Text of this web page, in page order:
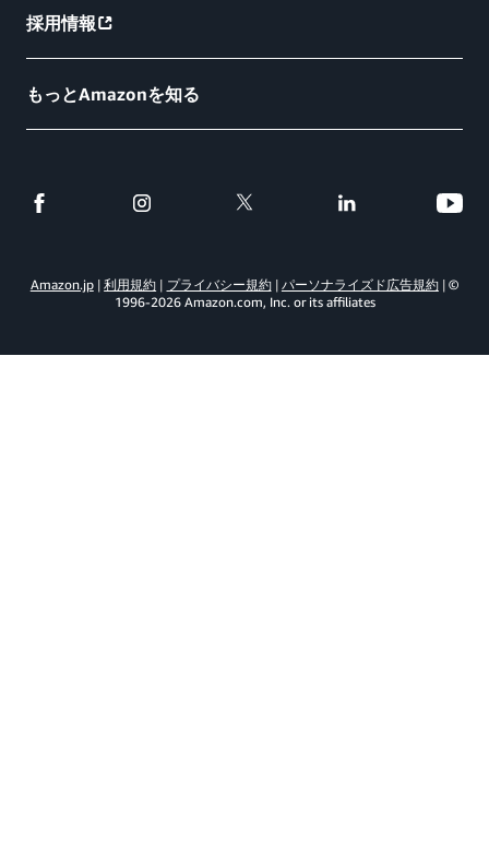
採用情報
もっとAmazonを知る
Amazon.jp 利用規約 プライバシー規約 パーソナライズド広告規約
©
1996-2026 Amazon.com, Inc. or its affiliates